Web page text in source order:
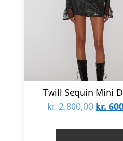
Twill Sequin Mini
kr.2.800,00 Den
kr.